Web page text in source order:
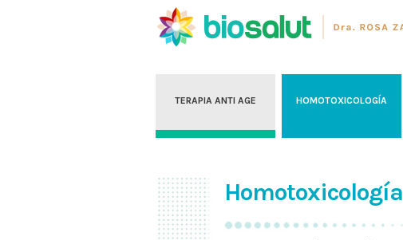
TERAPIA ANTI AGE HOMOTOXICOLOGÍA
Homotoxicología